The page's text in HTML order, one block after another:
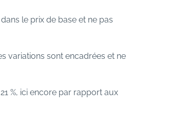
le prix de base et ne pas
variations sont encadrées et ne
%, ici encore par rapport aux